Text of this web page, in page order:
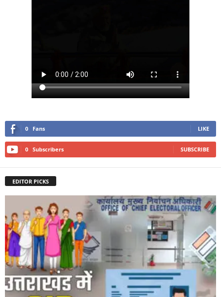
0 Fans LIKE
0 Subscribers SUBSCRIBE
EDITOR PICKS